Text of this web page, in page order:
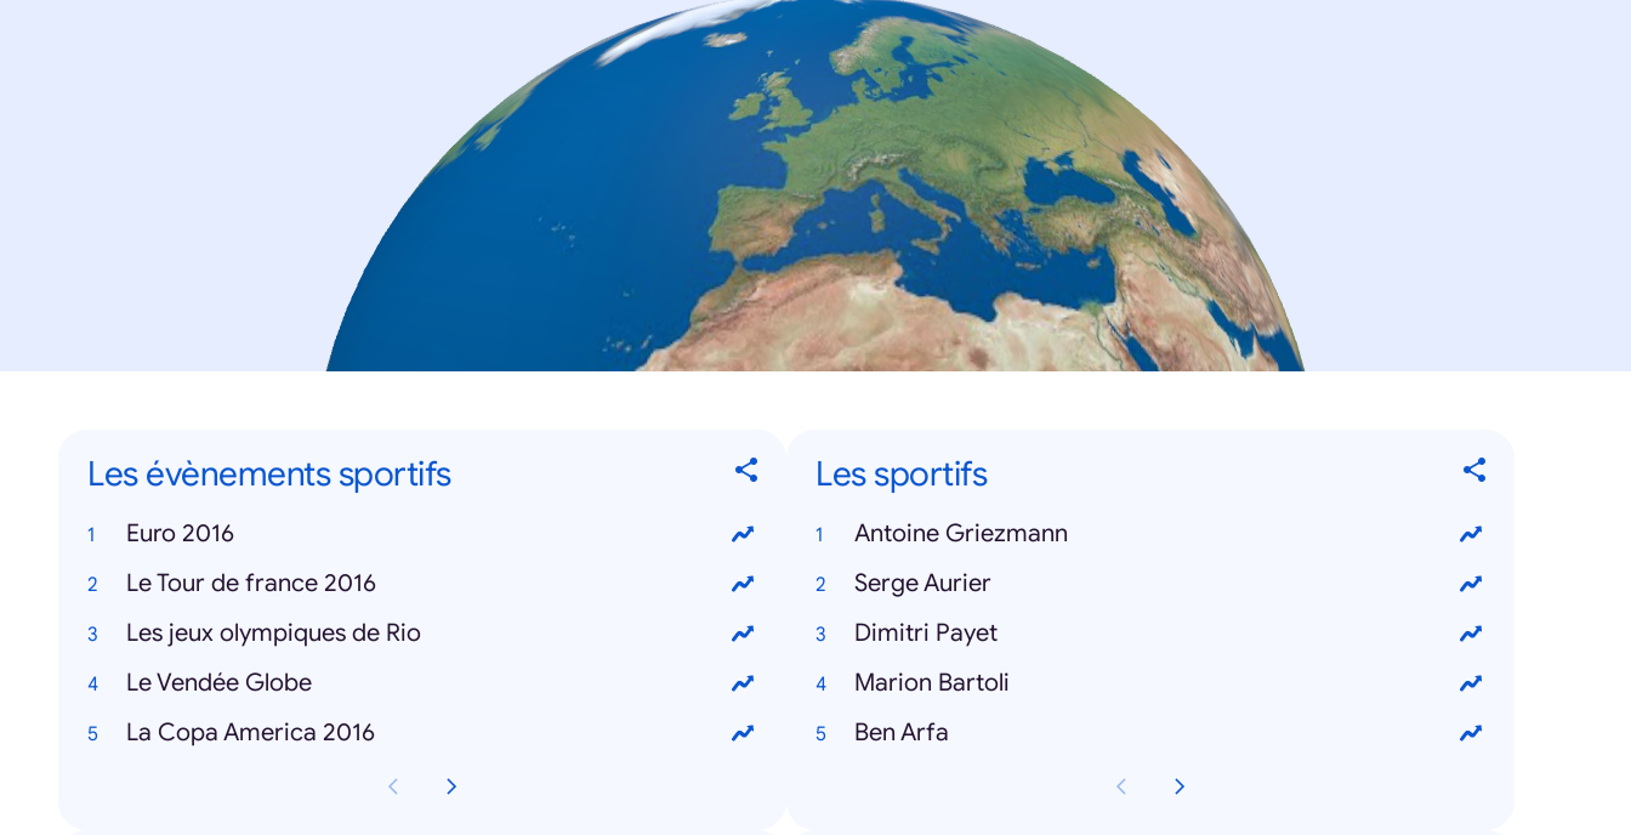
Les évènements sportifs
Euro 2016
Le Tour de france 2016
Les jeux olympiques de Rio
Le Vendée Globe
La Copa America 2016
Les sportifs
Antoine Griezmann
Serge Aurier
Dimitri Payet
Marion Bartoli
Ben Arfa